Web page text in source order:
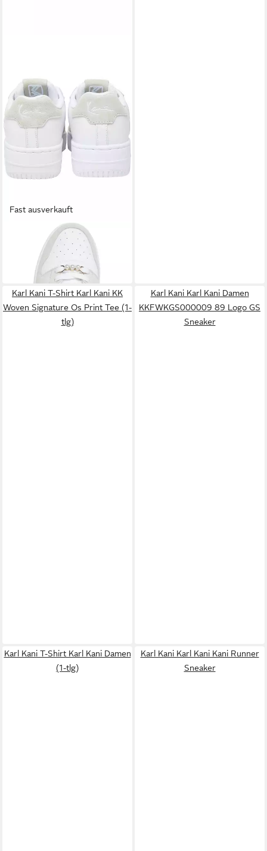
Fast ausverkauft
Karl Kani KK 89 UP LOGO
PRM Shoes Sneaker
99,95 €
Karl Kani T-Shirt Karl Kani KK
Woven Signature Os Print Tee (1-
tlg)
Karl Kani Karl Kani Damen
KKFWKGS000009 89 Logo GS
Sneaker
Karl Kani T-Shirt Karl Kani Damen
(1-tlg)
Karl Kani Karl Kani Kani Runner
Sneaker